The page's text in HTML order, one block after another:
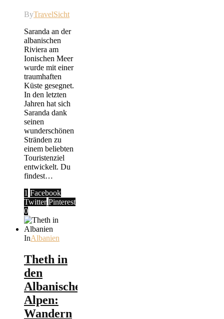
ByTravelSicht
Saranda an der
albanischen
Riviera am
Ionischen Meer
wurde mit einer
traumhaften
Küste gesegnet.
In den letzten
Jahren hat sich
Saranda dank
seinen
wunderschönen
Stränden zu
einem beliebten
Touristenziel
entwickelt. Du
findest…
1 Facebook
Twitter Pinterest
0
InAlbanien
Theth in
den
Albanischen
Alpen:
Wandern